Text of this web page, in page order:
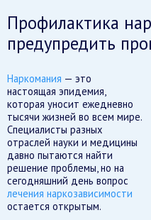
Профилактика
предупредить
Наркомания — это
настоящая эпидемия,
которая уносит ежедневно
тысячи жизней во всем мире.
Специалисты разных
отраслей науки и медицины
давно пытаются найти
решение проблемы, но на
сегодняшний день вопрос
лечения наркозависимости
остается открытым.